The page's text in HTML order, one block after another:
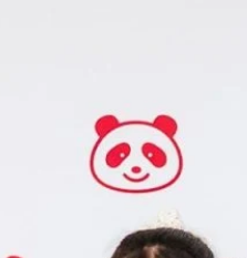
จัดงาน The Heartbeat by
ตภัณฑ์ที่ขับเคลื่อนด้วยเทคโนโลยีท
& Wellness ในประเทศไทย ซึ่
ณฑ์มวลรวมในประเทศ (GDP) กลุ่ม